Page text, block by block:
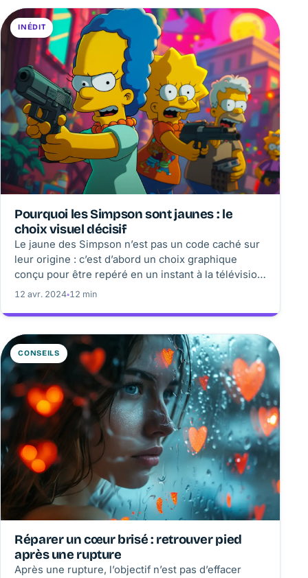
INÉDIT
Pourquoi les Simpson sont jaunes : le
choix visuel décisif
Le jaune des Simpson n’est pas un code caché sur
leur origine : c’est d’abord un choix graphique
conçu pour être repéré en un instant à la télévision.
De l’animation sur celluloïd à la mémoire visuelle,
installer une série dans la culture populaire.
12 avr. 2024◦12 min
CONSEILS
Réparer un cœur brisé : retrouver pied
après une rupture
Après une rupture, l’objectif n’est pas d’effacer